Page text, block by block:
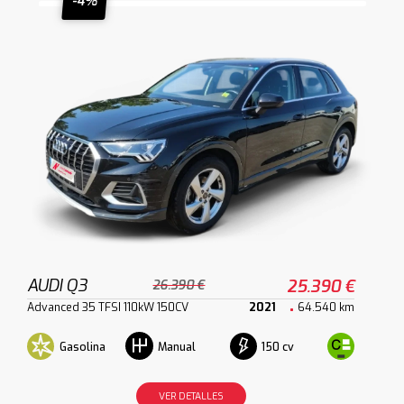
AUDI Q3 26.390 € 25.390 €
Advanced 35 TFSI 110kW 150CV 2021 64.540 km
Gasolina Manual 150 cv
VER DETALLES